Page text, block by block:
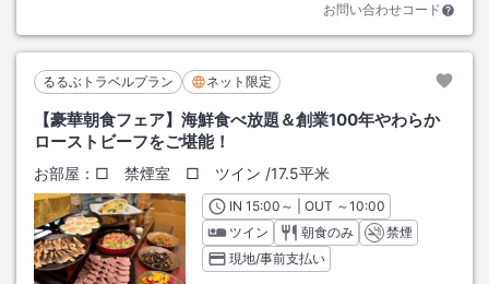
お問い合わせコード
るるぶトラベルプラン ネット限定
【豪華朝食フェア】海鮮食べ放題＆創業100年やわらか
ローストビーフをご堪能！
お部屋： □ 禁煙室 □ ツイン /17.5平米
INチェックイン
15:00 ～ | OUT チェックアウト
～10:00
ツイン
朝食のみ
禁煙
現地/事前支払い